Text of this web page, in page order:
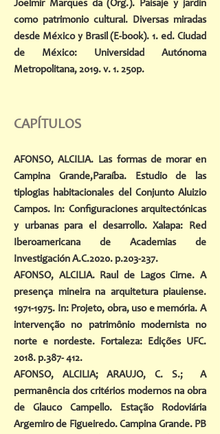
Joelmir Marques da (Org.). Paisaje y jardín
como patrimonio cultural. Diversas miradas
desde México y Brasil (E-book). 1. ed. Ciudad
de México: Universidad Autónoma
Metropolitana, 2019. v. 1. 250p.
CAPÍTULOS
AFONSO, ALCILIA. Las formas de morar en
Campina Grande,Paraíba. Estudio de las
tiplogias habitacionales del Conjunto Aluizio
Campos. In: Configuraciones arquitectónicas
y urbanas para el desarrollo. Xalapa: Red
Iberoamericana de Academias de
Investigación A.C.2020. p.203-237.
AFONSO, ALCILIA. Raul de Lagos Cirne. A
presença mineira na arquitetura piauiense.
1971-1975. In: Projeto, obra, uso e memória. A
intervenção no patrimônio modernista no
norte e nordeste. Fortaleza: Edições UFC.
2018. p.387- 412.
AFONSO, ALCILIA; ARAUJO, C. S.; A
permanência dos critérios modernos na obra
de Glauco Campello. Estação Rodoviária
Argemiro de Figueiredo. Campina Grande. PB